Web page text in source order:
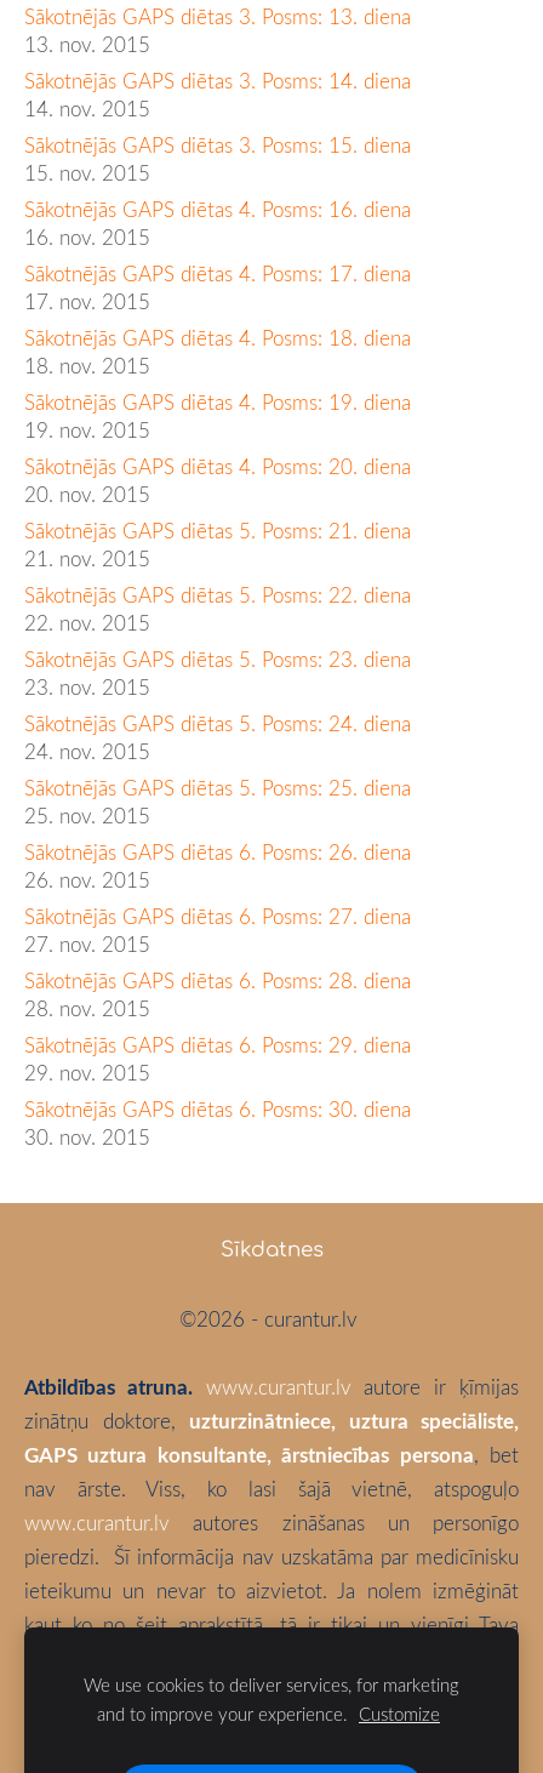
Sākotnējās GAPS diētas 3. Posms: 13. diena
13. nov. 2015
Sākotnējās GAPS diētas 3. Posms: 14. diena
14. nov. 2015
Sākotnējās GAPS diētas 3. Posms: 15. diena
15. nov. 2015
Sākotnējās GAPS diētas 4. Posms: 16. diena
16. nov. 2015
Sākotnējās GAPS diētas 4. Posms: 17. diena
17. nov. 2015
Sākotnējās GAPS diētas 4. Posms: 18. diena
18. nov. 2015
Sākotnējās GAPS diētas 4. Posms: 19. diena
19. nov. 2015
Sākotnējās GAPS diētas 4. Posms: 20. diena
20. nov. 2015
Sākotnējās GAPS diētas 5. Posms: 21. diena
21. nov. 2015
Sākotnējās GAPS diētas 5. Posms: 22. diena
22. nov. 2015
Sākotnējās GAPS diētas 5. Posms: 23. diena
23. nov. 2015
Sākotnējās GAPS diētas 5. Posms: 24. diena
24. nov. 2015
Sākotnējās GAPS diētas 5. Posms: 25. diena
25. nov. 2015
Sākotnējās GAPS diētas 6. Posms: 26. diena
26. nov. 2015
Sākotnējās GAPS diētas 6. Posms: 27. diena
27. nov. 2015
Sākotnējās GAPS diētas 6. Posms: 28. diena
28. nov. 2015
Sākotnējās GAPS diētas 6. Posms: 29. diena
29. nov. 2015
Sākotnējās GAPS diētas 6. Posms: 30. diena
30. nov. 2015
Sīkdatnes
©2026 - curantur.lv
Atbildības atruna. www.curantur.lv autore ir ķīmijas
zinātņu doktore, uzturzinātniece, uztura speciāliste,
GAPS uztura konsultante, ārstniecības persona, bet
nav ārste. Viss, ko lasi šajā vietnē, atspoguļo
www.curantur.lv autores zināšanas un personīgo
pieredzi. Šī informācija nav uzskatāma par medicīnisku
ieteikumu un nevar to aizvietot. Ja nolem izmēģināt
kaut ko no šeit aprakstītā, tā ir tikai un vienīgi Tava
Blogā izmantotas bloga autores fotogrāfijas (ja vien nav
norādīts citādi).
We use cookies to deliver services, for marketing
and to improve your experience. Customize